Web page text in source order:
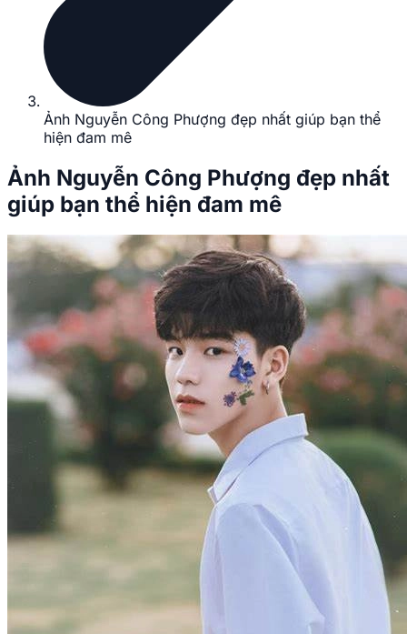
Ảnh Nguyễn Công Phượng đẹp nhất giúp bạn thể
hiện đam mê
Ảnh Nguyễn Công Phượng đẹp nhất
giúp bạn thể hiện đam mê